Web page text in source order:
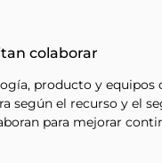
colaborar
producto y
según el recurso y el
para mejorar